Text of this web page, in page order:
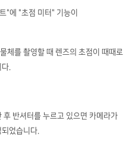
"에 "초점 미터" 기능이
체를 촬영할 때 렌즈의 초점이 때때로
.
반셔터를 누르고 있으면 카메라가
었습니다.